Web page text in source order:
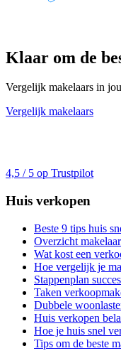
Klaar om de
Vergelijk makelaars in
Vergelijk makelaars
4,5 / 5 op Trustpilot
Huis verkopen
Beste 9 tips huis
Overzicht
Wat kost een
Hoe vergelijk je
Stappenplan
Taken
Dubbele
Huis verkopen
Hoe je huis snel
Tips om de beste